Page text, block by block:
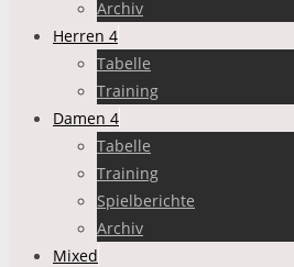
Archiv
Herren 4
Tabelle
Training
Damen 4
Tabelle
Training
Spielberichte
Archiv
Mixed